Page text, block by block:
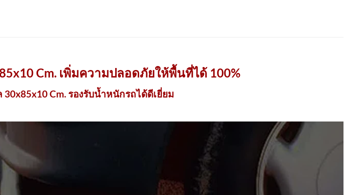
Cm. เพิ่มความปลอดภัยให้พื้นที่ได้ 100%
Cm. รองรับน้ำหนักรถได้ดีเยี่ยม